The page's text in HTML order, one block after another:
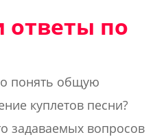
ответы по
понять общую
куплетов песни?
задаваемых вопросов